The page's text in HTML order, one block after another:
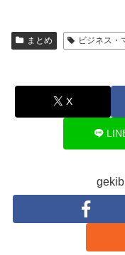
まとめ ビジネス・
X